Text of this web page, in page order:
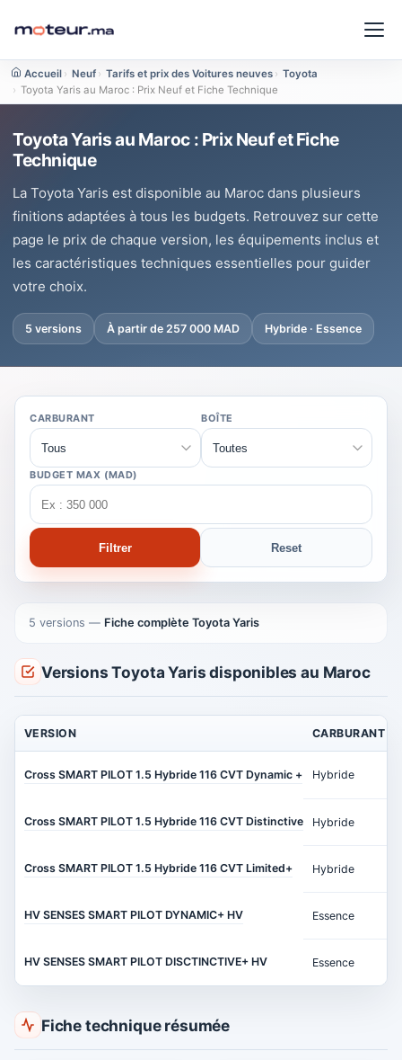
Accueil › Neuf › Tarifs et prix des Voitures neuves › Toyota
› Toyota Yaris au Maroc : Prix Neuf et Fiche Technique
Toyota Yaris au Maroc : Prix Neuf et Fiche
Technique
La Toyota Yaris est disponible au Maroc dans plusieurs
finitions adaptées à tous les budgets. Retrouvez sur cette
page le prix de chaque version, les équipements inclus et
les caractéristiques techniques essentielles pour guider
votre choix.
5 versions À partir de 257 000 MAD Hybride · Essence
CARBURANT BOÎTE
BUDGET MAX (MAD)
Filtrer Reset
5 versions — Fiche complète Toyota Yaris
Versions Toyota Yaris disponibles au Maroc
VERSION CARBURANT
Cross SMART PILOT 1.5 Hybride 116 CVT Dynamic + Hybride
Cross SMART PILOT 1.5 Hybride 116 CVT Distinctive Hybride
Cross SMART PILOT 1.5 Hybride 116 CVT Limited+ Hybride
HV SENSES SMART PILOT DYNAMIC+ HV Essence
HV SENSES SMART PILOT DISCTINCTIVE+ HV Essence
Fiche technique résumée